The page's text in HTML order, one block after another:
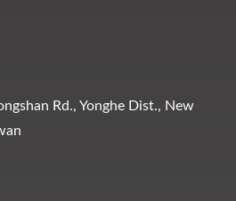
Rd., Yonghe Dist., New